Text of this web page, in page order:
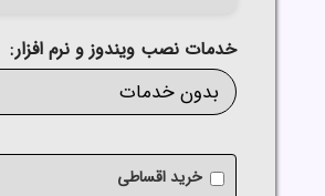
خدمات نصب ویندوز و نرم افزار
خرید اقساطی